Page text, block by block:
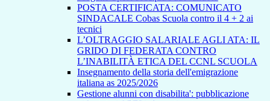
POSTA CERTIFICATA: COMUNICATO
SINDACALE Cobas Scuola contro il 4 + 2 ai
tecnici
L’OLTRAGGIO SALARIALE AGLI ATA: IL
GRIDO DI FEDERATA CONTRO
L’INABILITÀ ETICA DEL CCNL SCUOLA
Insegnamento della storia dell'emigrazione
italiana as 2025/2026
Gestione alunni con disabilita': pubblicazione